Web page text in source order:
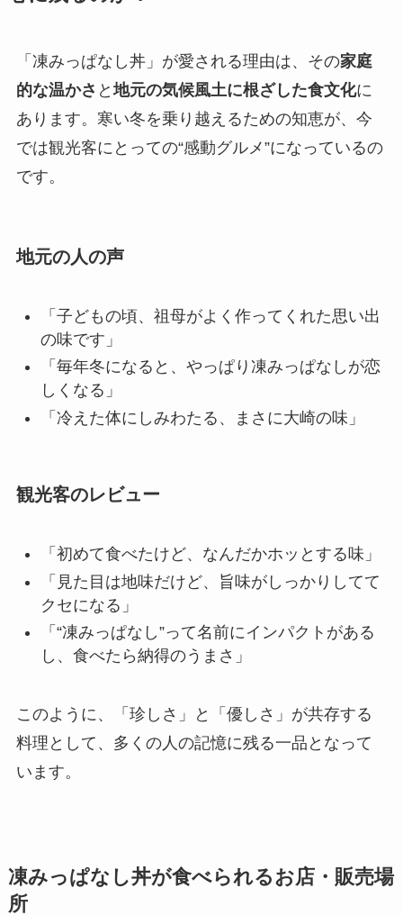
「凍みっぱなし丼」が愛される理由は、その家庭
的な温かさ と地元の気候風土に根ざした食文化に
あります。寒い冬を乗り越えるための知恵が、今
では観光客にとっての“感動グルメ”になっているの
です。
地元の人の声
「子どもの頃、祖母がよく作ってくれた思い出
の味です」
「毎年冬になると、やっぱり凍みっぱなしが恋
しくなる」
「冷えた体にしみわたる、まさに大崎の味」
観光客のレビュー
「初めて食べたけど、なんだかホッとする味」
「見た目は地味だけど、旨味がしっかりしてて
クセになる」
「“凍みっぱなし”って名前にインパクトがある
し、食べたら納得のうまさ」
このように、「珍しさ」と「優しさ」が共存する
料理として、多くの人の記憶に残る一品となって
います。
凍みっぱなし丼が食べられるお店・販売場
所